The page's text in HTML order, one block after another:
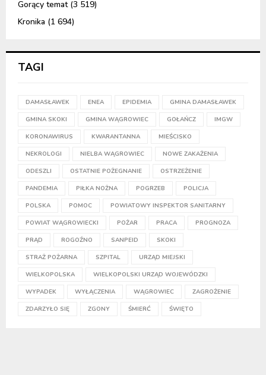
Gorący temat(3 519)
Kronika (1 694)
TAGI
DAMASŁAWEK ENEA EPIDEMIA GMINA DAMASŁAWEK
GMINA SKOKI GMINA WĄGROWIEC GOŁAŃCZ IMGW
KORONAWIRUS KWARANTANNA MIEŚCISKO
NEKROLOGI NIELBA WĄGROWIEC NOWE ZAKAŻENIA
ODESZLI OSTATNIE POŻEGNANIE OSTRZEŻENIE
PANDEMIA PIŁKA NOŻNA POGRZEB POLICJA
POLSKA POMOC POWIATOWY INSPEKTOR SANITARNY
POWIAT WĄGROWIECKI POŻAR PRACA PROGNOZA
PRĄD ROGOŹNO SANPEID SKOKI
STRAŻ POŻARNA SZPITAL URZĄD MIEJSKI
WIELKOPOLSKA WIELKOPOLSKI URZĄD WOJEWÓDZKI
WYPADEK WYŁĄCZENIA WĄGROWIEC ZAGROŻENIE
ZDARZYŁO SIĘ ZGONY ŚMIERĆ ŚWIĘTO